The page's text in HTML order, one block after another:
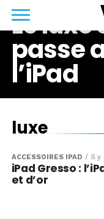
Le
passe
l’iPad
luxe
ACCESSOIRES IPAD Il y
iPad Gresso :
et d’or